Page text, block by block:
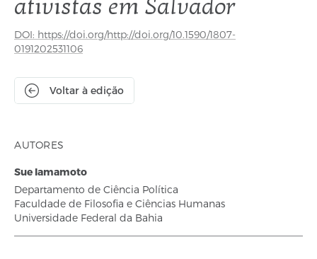
ativistas em Salvador
DOI: https://doi.org/http://doi.org/10.1590/1807-
0191202531106
Voltar à edição
AUTORES
Sue Iamamoto
Departamento de Ciência Política
Faculdade de Filosofia e Ciências Humanas
Universidade Federal da Bahia